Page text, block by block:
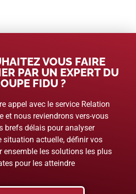
VOUS FAIRE
PAR UN EXPERT DU
FIDU ?
appel avec le service Relation
et nous reviendrons vers-vous
brefs délais pour analyser
situation actuelle, définir vos
ensemble les solutions les plus
pour les atteindre